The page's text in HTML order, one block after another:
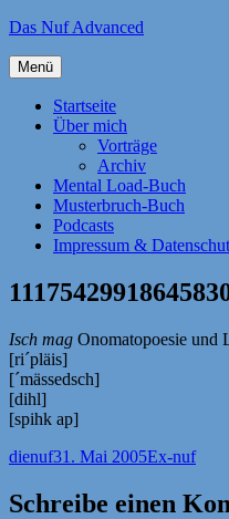
Zum
springen
Das Nuf Advanced
Menü
Startseite
Über mich
Vorträge
Archiv
Mental Load-Buch
Musterbruch-Buch
Podcasts
Impressum &
Isch mag Onomatopoesie und
[ri´pläis]
[´mässedsch]
[dihl]
[spihk ap]
Autor
dienufVeröffentlicht
31. Mai 2005Kategorien
Ex-nuf
Schreibe einen